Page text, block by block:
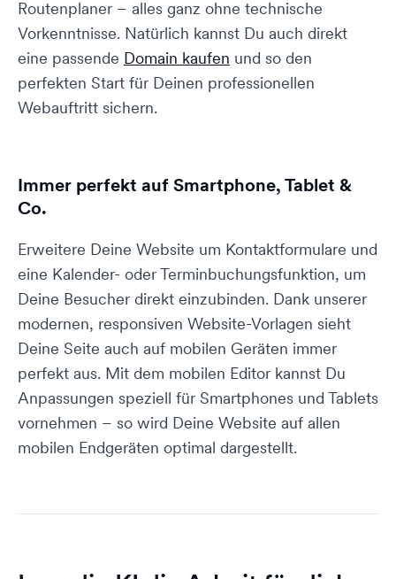
Routenplaner – alles ganz ohne technische
Vorkenntnisse. Natürlich kannst Du auch direkt
eine passende Domain kaufen und so den
perfekten Start für Deinen professionellen
Webauftritt sichern.
Immer perfekt auf Smartphone, Tablet &
Co.
Erweitere Deine Website um Kontaktformulare und
eine Kalender- oder Terminbuchungsfunktion, um
Deine Besucher direkt einzubinden. Dank unserer
modernen, responsiven Website-Vorlagen sieht
Deine Seite auch auf mobilen Geräten immer
perfekt aus. Mit dem mobilen Editor kannst Du
Anpassungen speziell für Smartphones und Tablets
vornehmen – so wird Deine Website auf allen
mobilen Endgeräten optimal dargestellt.